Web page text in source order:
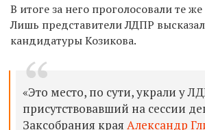
В итоге за него проголосовали те же
Лишь представители ЛДПР
кандидатуры Козикова.
«Это место, по сути, украли у
присутствовавший на сессии
Заксобрания края Александр